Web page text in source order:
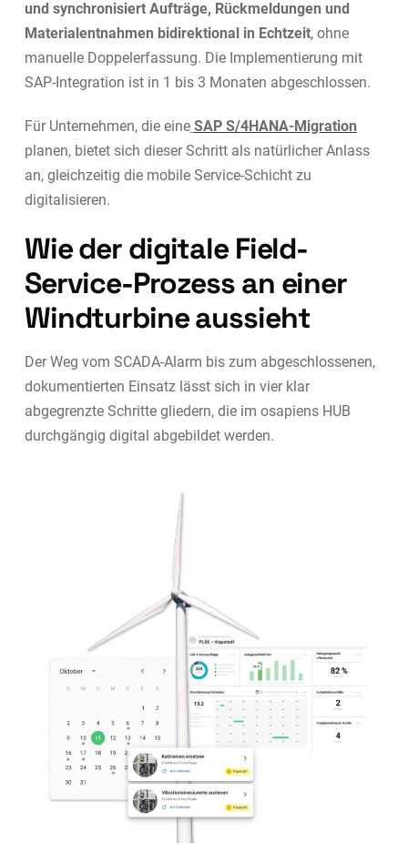
und synchronisiert Aufträge, Rückmeldungen und
Materialentnahmen bidirektional in Echtzeit, ohne
manuelle Doppelerfassung. Die Implementierung mit
SAP-Integration ist in 1 bis 3 Monaten abgeschlossen.
Für Unternehmen, die eine SAP S/4HANA-Migration
planen, bietet sich dieser Schritt als natürlicher Anlass
an, gleichzeitig die mobile Service-Schicht zu
digitalisieren.
Wie der digitale Field-
Service-Prozess an einer
Windturbine aussieht
Der Weg vom SCADA-Alarm bis zum abgeschlossenen,
dokumentierten Einsatz lässt sich in vier klar
abgegrenzte Schritte gliedern, die im osapiens HUB
durchgängig digital abgebildet werden.